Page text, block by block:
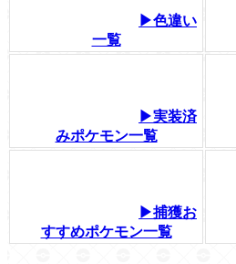
▶色違い
一覧
▶実装済
みポケモン一覧
▶捕獲お
すすめポケモン一覧